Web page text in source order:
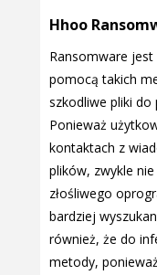
Hhoo
Ransomware
pomocą takich
szkodliwe pliki
Ponieważ
kontaktach z
plików, zwykle
złośliwego
bardziej
również, że do
metody,